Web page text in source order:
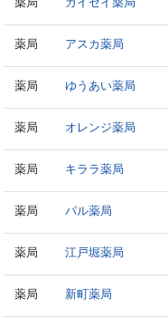
薬局 アスカ薬局
薬局 ゆうあい薬局
薬局 オレンジ薬局
薬局 キララ薬局
薬局 パル薬局
薬局 江戸堀薬局
薬局 新町薬局